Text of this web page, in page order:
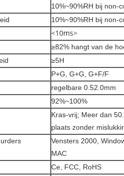
10%~90%RH bij non-
10%~90%RH bij non-
<10ms>
≥82% hangt van de
≥5H
P+G, G+G, G+F/F
regelbare 0.52.0mm
92%~100%
Kras-vrij; Meer dan
plaats zonder
Vensters 2000,
MAC
Ce, FCC, RoHS